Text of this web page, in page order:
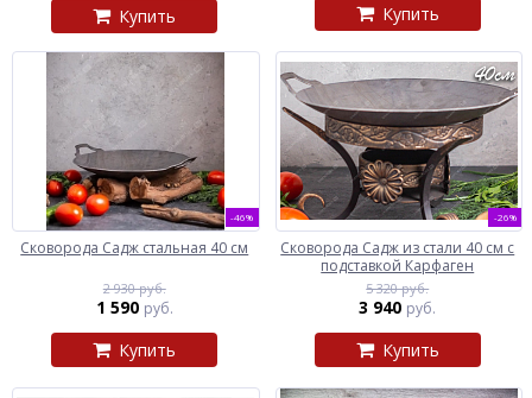
Купить Купить
-46%
Сковорода Садж стальная 40 см
2 930 руб.
1 590 руб.
Купить
-26%
Сковорода Садж из стали 40 см с
подставкой Карфаген
5 320 руб.
3 940 руб.
Купить